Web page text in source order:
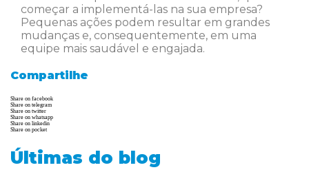
começar a implementá-las na sua empresa?
Pequenas ações podem resultar em grandes
mudanças e, consequentemente, em uma
equipe mais saudável e engajada.
Compartilhe
Share on facebook
Share on telegram
Share on twitter
Share on whatsapp
Share on linkedin
Share on pocket
Últimas do blog